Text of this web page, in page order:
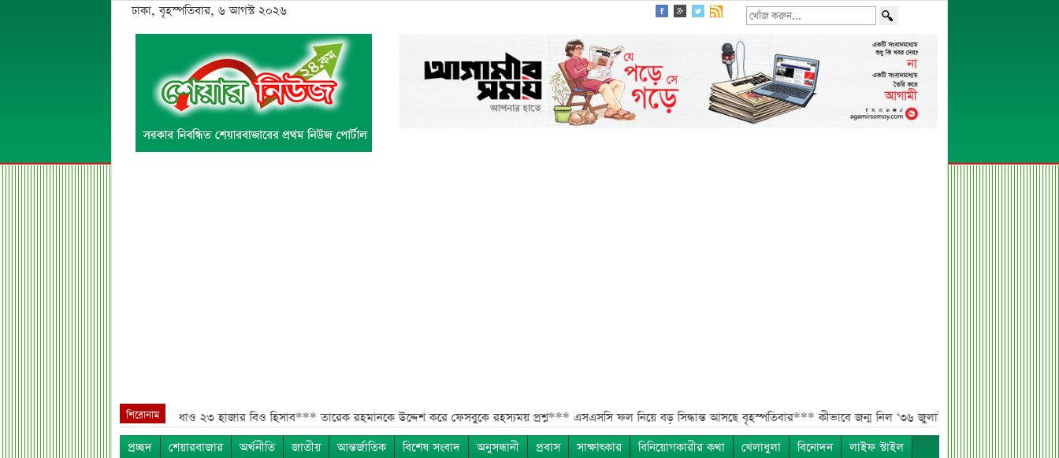
ঢাকা, বৃহস্পতিবার, ৬ আগস্ট ২০২৬
শিরোনাম
ঊর্ধ্বমুখী. তারপরও উধাও ২৩ হাজার বিও হিসাব*** তারেক রহমানকে উদ্দেশ করে ফেসবুকে রহস্যময় প্রশ্ন*** এসএসসি ফল নিয়ে বড় সিদ্ধান্ত আসছে বৃহস্পতিবার*** কীভাবে জন্ম নিল ‘৩৬ জুলাই’?*** এক পোস্টেই চমকে দিলেন ময়ূখ
প্রচ্ছদ
শেয়ারবাজার অর্থনীতি জাতীয় আন্তর্জাতিক বিশেষ সংবাদ অনুসন্ধানী প্রবাস সাক্ষাৎকার বিনিয়োগকারীর কথা খেলাধুলা বিনোদন
লাইফ স্টাইল